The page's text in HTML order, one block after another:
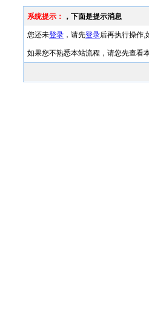
系统提示： ，下面是提示消息
您还未登录，请先登录后再执行操作,
如果您不熟悉本站流程，请您先查看